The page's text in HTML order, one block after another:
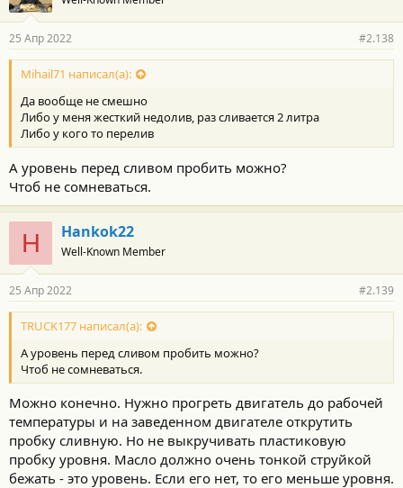
25 Апр 2022 #2.138
Mihail71 написал(а):
Да вообще не смешно
Либо у меня жесткий недолив, раз сливается 2 литра
Либо у кого то перелив
А уровень перед сливом пробить можно?
Чтоб не сомневаться.
H Hankok22
Well-Known Member
25 Апр 2022 #2.139
TRUCK177 написал(а):
А уровень перед сливом пробить можно?
Чтоб не сомневаться.
Можно конечно. Нужно прогреть двигатель до рабочей
температуры и на заведенном двигателе открутить
пробку сливную. Но не выкручивать пластиковую
пробку уровня. Масло должно очень тонкой струйкой
бежать - это уровень. Если его нет, то его меньше уровня.